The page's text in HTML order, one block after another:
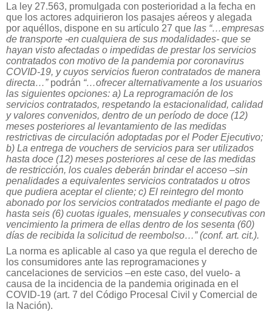
La ley 27.563, promulgada con posterioridad a la fecha en
que los actores adquirieron los pasajes aéreos y alegada
por aquéllos, dispone en su artículo 27 que las “…empresas
de transporte -en cualquiera de sus modalidades- que se
hayan visto afectadas o impedidas de prestar los servicios
contratados con motivo de la pandemia por coronavirus
COVID-19, y cuyos servicios fueron contratados de manera
directa…” podrán “…ofrecer alternativamente a los usuarios
las siguientes opciones: a) La reprogramación de los
servicios contratados, respetando la estacionalidad, calidad
y valores convenidos, dentro de un período de doce (12)
meses posteriores al levantamiento de las medidas
restrictivas de circulación adoptadas por el Poder Ejecutivo;
b) La entrega de vouchers de servicios para ser utilizados
hasta doce (12) meses posteriores al cese de las medidas
de restricción, los cuales deberán brindar el acceso –sin
penalidades a equivalentes servicios contratados u otros
que pudiera aceptar el cliente; c) El reintegro del monto
abonado por los servicios contratados mediante el pago de
hasta seis (6) cuotas iguales, mensuales y consecutivas con
vencimiento la primera de ellas dentro de los sesenta (60)
días de recibida la solicitud de reembolso…” (conf. art. cit.).
La norma es aplicable al caso ya que regula el derecho de
los consumidores ante las reprogramaciones y
cancelaciones de servicios –en este caso, del vuelo- a
causa de la incidencia de la pandemia originada en el
COVID-19 (art. 7 del Código Procesal Civil y Comercial de
la Nación).